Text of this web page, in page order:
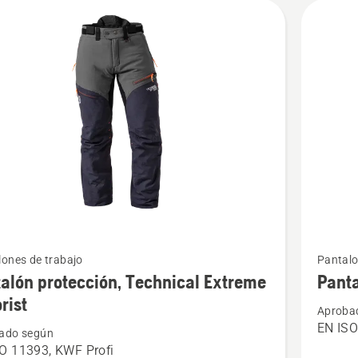
de trabajo
protección, Technical Extreme
según
11393, KWF Profi
más
detalles
sobre
EN